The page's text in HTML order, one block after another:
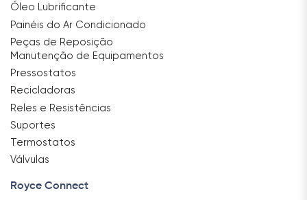
Óleo Lubrificante
Painéis do Ar Condicionado
Peças de Reposição
Manutenção de Equipamentos
Pressostatos
Recicladoras
Reles e Resistências
Suportes
Termostatos
Válvulas
Royce Connect